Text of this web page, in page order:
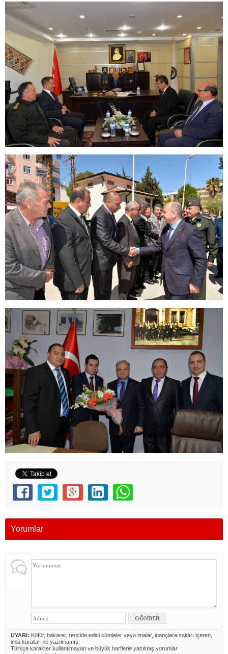
Yorumlar
UYARI: Küfür, hakaret, rencide edici cümleler veya imalar, inançlara saldırı içeren,
imla kuralları ile yazılmamış,
Türkçe karakter kullanılmayan ve büyük harflerle yazılmış yorumlar